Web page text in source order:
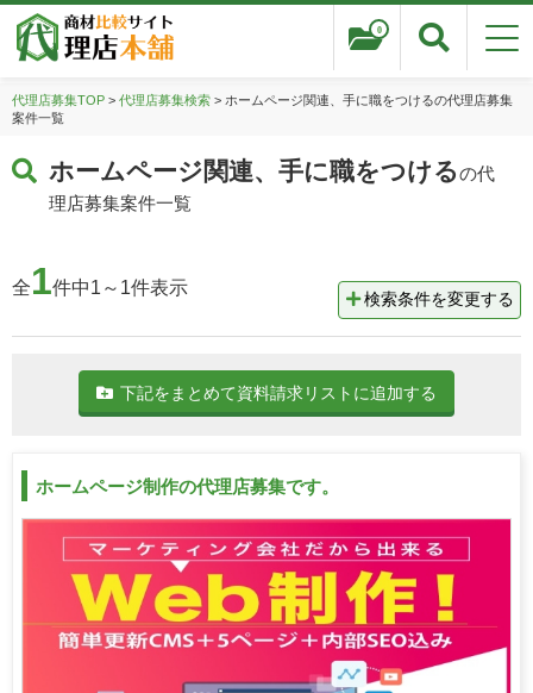
0
代理店募集TOP> 代理店募集検索> ホームページ関連、手に職をつけるの代理店募集
案件一覧
ホームページ関連、手に職をつけるの代
理店募集案件一覧
全1件中1～1件表示
検索条件を変更する
下記をまとめて資料請求リストに追加する
ホームページ制作の代理店募集です。